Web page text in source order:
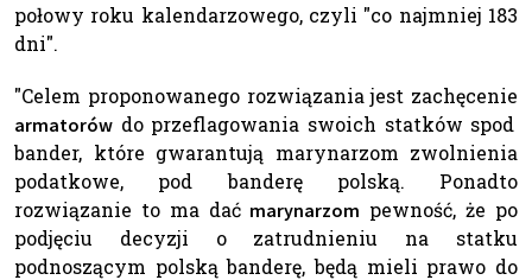
połowy roku kalendarzowego, czyli "co najmniej 183
dni".
"Celem proponowanego rozwiązania jest zachęcenie
armatorów do przeflagowania swoich statków spod
bander, które gwarantują marynarzom zwolnienia
podatkowe, pod banderę polską. Ponadto
rozwiązanie to ma dać marynarzom pewność, że po
podjęciu decyzji o zatrudnieniu na statku
podnoszącym polską banderę, będą mieli prawo do